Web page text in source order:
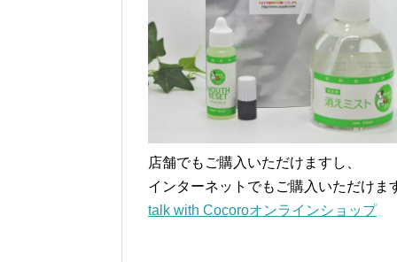
店舗でもご購入いただけますし、
インターネットでもご購入いただけま
talk with Cocoroオンラインショップ